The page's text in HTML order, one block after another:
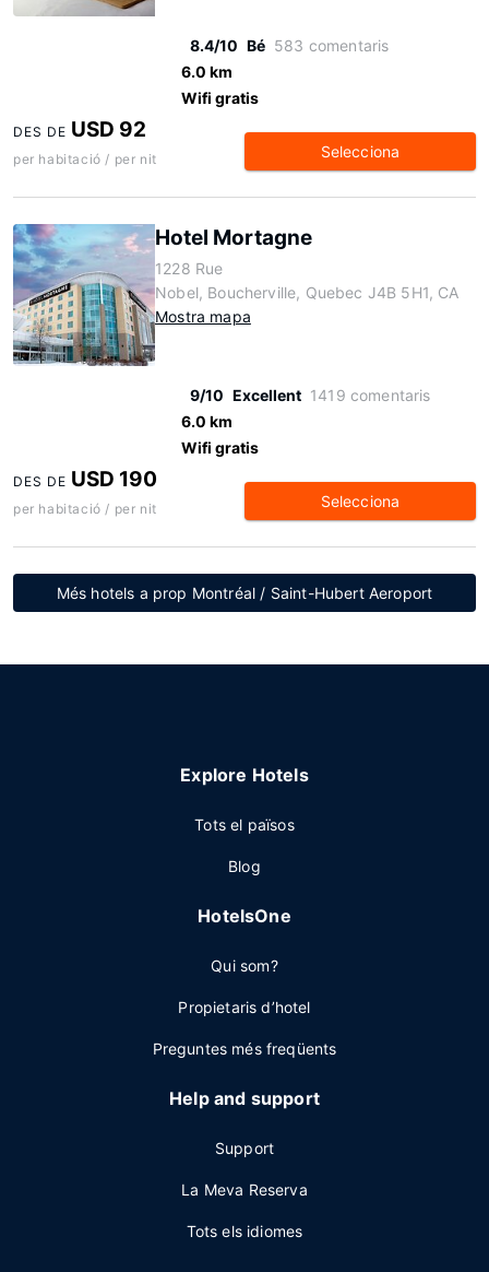
8.4/10 Bé 583 comentaris
6.0 km
Wifi gratis
DES DE USD 92
per habitació / per nit Selecciona
Hotel Mortagne
1228 Rue
Nobel, Boucherville, Quebec J4B 5H1, CA
Mostra mapa
9/10 Excellent 1419 comentaris
6.0 km
Wifi gratis
DES DE USD 190
per habitació / per nit Selecciona
Més hotels a prop Montréal / Saint-Hubert Aeroport
Explore Hotels
Tots el països
Blog
HotelsOne
Qui som?
Propietaris d’hotel
Preguntes més freqüents
Help and support
Support
La Meva Reserva
Tots els idiomes